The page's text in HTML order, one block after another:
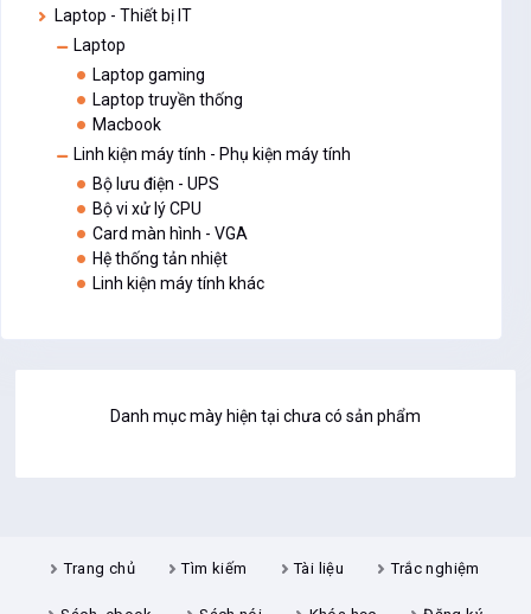
Laptop - Thiết bị IT
Laptop
Laptop gaming
Laptop truyền thống
Macbook
Linh kiện máy tính - Phụ kiện máy tính
Bộ lưu điện - UPS
Bộ vi xử lý CPU
Card màn hình - VGA
Hệ thống tản nhiệt
Linh kiện máy tính khác
Danh mục mày hiện tại chưa có sản phẩm
Trang chủ Tìm kiếm Tài liệu Trắc nghiệm